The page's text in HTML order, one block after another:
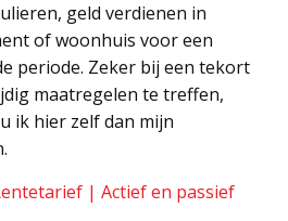
geld verdienen in
of woonhuis voor een
periode. Zeker bij een tekort
maatregelen te treffen,
ik hier zelf dan mijn
| Actief en passief